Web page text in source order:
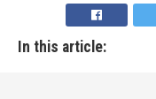
In this article: